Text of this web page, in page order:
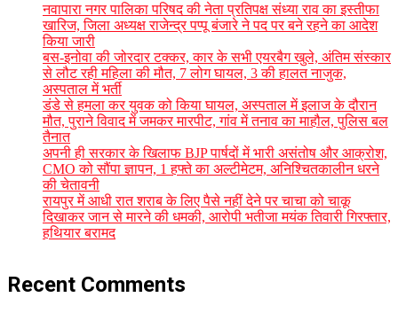
नवापारा नगर पालिका परिषद की नेता प्रतिपक्ष संध्या राव का इस्तीफा
खारिज, जिला अध्यक्ष राजेन्द्र पप्पू बंजारे ने पद पर बने रहने का आदेश
किया जारी
बस-इनोवा की जोरदार टक्कर, कार के सभी एयरबैग खुले, अंतिम संस्कार
से लौट रही महिला की मौत, 7 लोग घायल, 3 की हालत नाजुक,
अस्पताल में भर्ती
डंडे से हमला कर युवक को किया घायल, अस्पताल में इलाज के दौरान
मौत, पुराने विवाद में जमकर मारपीट, गांव में तनाव का माहौल, पुलिस बल
तैनात
अपनी ही सरकार के खिलाफ BJP पार्षदों में भारी असंतोष और आक्रोश,
CMO को सौंपा ज्ञापन, 1 हफ्ते का अल्टीमेटम, अनिश्चितकालीन धरने
की चेतावनी
रायपुर में आधी रात शराब के लिए पैसे नहीं देने पर चाचा को चाकू
दिखाकर जान से मारने की धमकी, आरोपी भतीजा मयंक तिवारी गिरफ्तार,
हथियार बरामद
Recent Comments